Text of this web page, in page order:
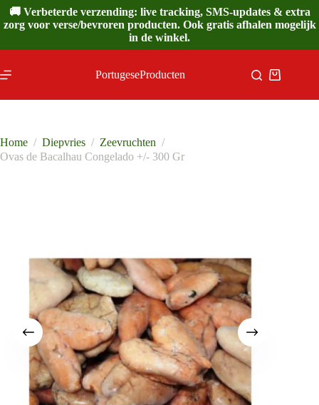
Ga
naar
de
🚚 Verbeterde verzending: live tracking, SMS-updates & extra
zorg voor verse/bevroren producten. Ook gratis afhalen mogelijk
in de winkel.
PortugeseProducten
Home / Diepvries / Zeevruchten /
Ovas de Bacalhau Congelado +/- 300 Gr